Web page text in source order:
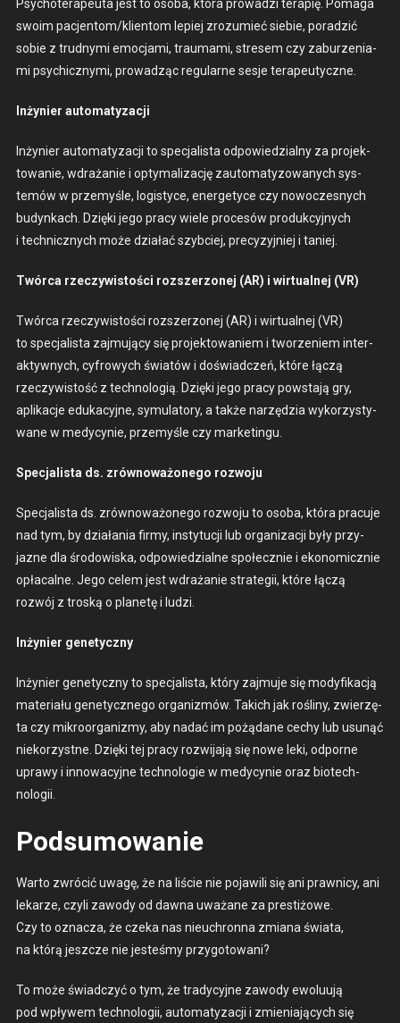
Psy­choter­apeu­ta jest to oso­ba, która prowadzi ter­apię. Poma­ga
swoim pacjentom/klientom lep­iej zrozu­mieć siebie, poradz­ić
sobie z trud­ny­mi emoc­ja­mi, trau­ma­mi, stre­sem czy zaburzeni­a­
mi psy­chiczny­mi, prowadząc reg­u­larne ses­je ter­apeu­ty­czne.
Inżynier automatyza­cji
Inżynier automatyza­cji to spec­jal­ista odpowiedzial­ny za pro­jek­
towanie, wdrażanie i opty­mal­iza­cję zau­tomaty­zowanych sys­
temów w prze­myśle, logistyce, ener­getyce czy nowoczes­nych
budynkach. Dzię­ki jego pra­cy wiele pro­cesów pro­duk­cyjnych
i tech­nicznych może dzi­ałać szy­b­ciej, pre­cyzyjniej i taniej.
Twór­ca rzeczy­wis­toś­ci rozsz­er­zonej (AR) i wirtu­al­nej (VR)
Twór­ca rzeczy­wis­toś­ci rozsz­er­zonej (AR) i wirtu­al­nej (VR)
to spec­jal­ista zaj­mu­ją­cy się pro­jek­towaniem i tworze­niem inter­
ak­ty­wnych, cyfrowych światów i doświad­czeń, które łączą
rzeczy­wis­tość z tech­nologią. Dzię­ki jego pra­cy pow­sta­ją gry,
aplikac­je eduka­cyjne, symu­la­to­ry, a także narzędzia wyko­rzysty­
wane w medy­cynie, prze­myśle czy mar­ketingu.
Spec­jal­ista ds. zrównoważonego roz­wo­ju
Spec­jal­ista ds. zrównoważonego roz­wo­ju to oso­ba, która pracu­je
nad tym, by dzi­ała­nia firmy, insty­tucji lub orga­ni­za­cji były przy­
jazne dla środowiska, odpowiedzialne społecznie i eko­nom­icznie
opła­calne. Jego celem jest wdrażanie strate­gii, które łączą
rozwój z troską o plan­etę i ludzi.
Inżynier gene­ty­czny
Inżynier gene­ty­czny to spec­jal­ista, który zaj­mu­je się mody­fikacją
mate­ri­ału gene­ty­cznego orga­nizmów. Takich jak rośliny, zwierzę­
ta czy mikroor­ga­nizmy, aby nadać im pożą­dane cechy lub usunąć
nieko­rzystne. Dzię­ki tej pra­cy rozwi­ja­ją się nowe leki, odporne
uprawy i innowa­cyjne tech­nolo­gie w medy­cynie oraz biotech­
nologii.
Podsumowanie
Warto zwró­cić uwagę, że na liś­cie nie pojaw­ili się ani prawni­cy, ani
lekarze, czyli zawody od daw­na uważane za prestiżowe.
Czy to oznacza, że czeka nas nieuchron­na zmi­ana świa­ta,
na którą jeszcze nie jesteśmy przy­go­towani?
To może świad­czyć o tym, że trady­cyjne zawody ewolu­u­ją
pod wpły­wem tech­nologii, automatyza­cji i zmieni­a­ją­cych się